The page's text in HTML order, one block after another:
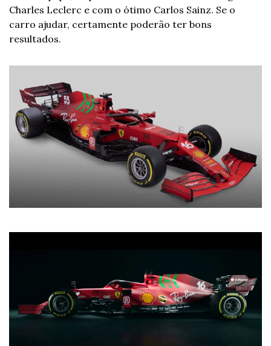
Charles Leclerc e com o ótimo Carlos Sainz. Se o
carro ajudar, certamente poderão ter bons
resultados.